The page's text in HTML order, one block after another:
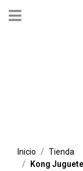
Inicio
Tienda
Kong